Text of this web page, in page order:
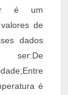
é um
de
dados
é